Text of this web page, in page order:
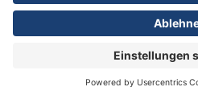
© 2026 KLINIKEN DR. ERLER